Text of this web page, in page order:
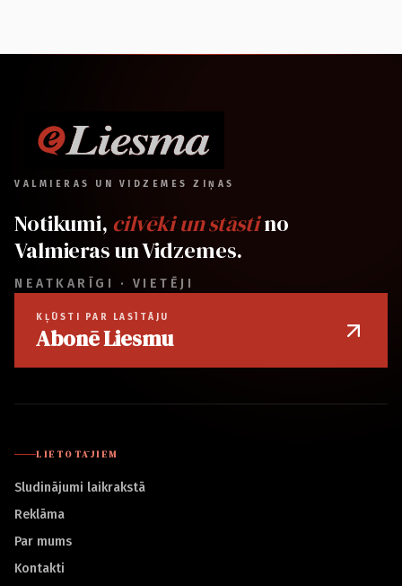
VALMIERAS UN VIDZEMES ZIŅAS
Notikumi, cilvēki un stāstino
Valmieras un Vidzemes.
NEATKARĪGI · VIETĒJI
KĻŪSTI PAR LASĪTĀJU
Abonē Liesmu
LIETOTĀJIEM
Sludinājumi laikrakstā
Reklāma
Par mums
Kontakti